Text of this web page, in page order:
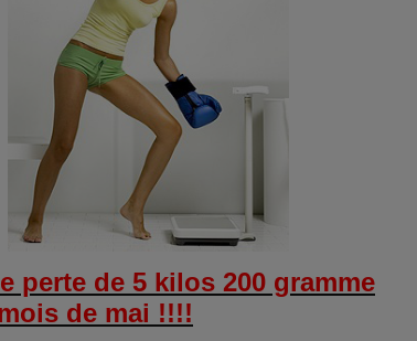
perte de 5 kilos 200 gramme
de mai !!!!